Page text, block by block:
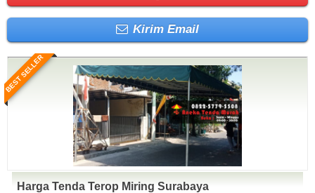
Kirim Email
BEST SELLER
Harga Tenda Terop Miring Surabaya